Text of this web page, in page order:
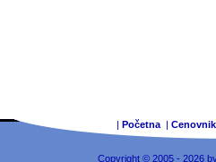
| Početna| Cenovnik
Copyright © 2005 - 2026